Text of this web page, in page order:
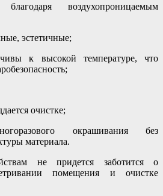
воздухопроницаемым
эстетичные;
к высокой температуре, что
очистке;
окрашивания без
материала.
не придется заботится о
помещения и очистке